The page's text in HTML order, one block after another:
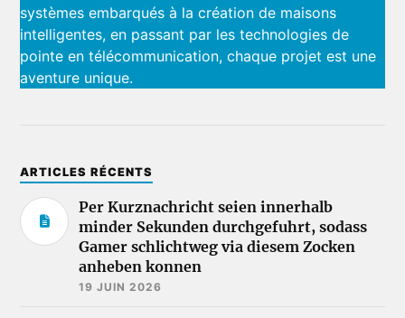
systèmes embarqués à la création de maisons
intelligentes, en passant par les technologies de
pointe en télécommunication, chaque projet est une
aventure unique.
ARTICLES RÉCENTS
Per Kurznachricht seien innerhalb
minder Sekunden durchgefuhrt, sodass
Gamer schlichtweg via diesem Zocken
anheben konnen
19 JUIN 2026